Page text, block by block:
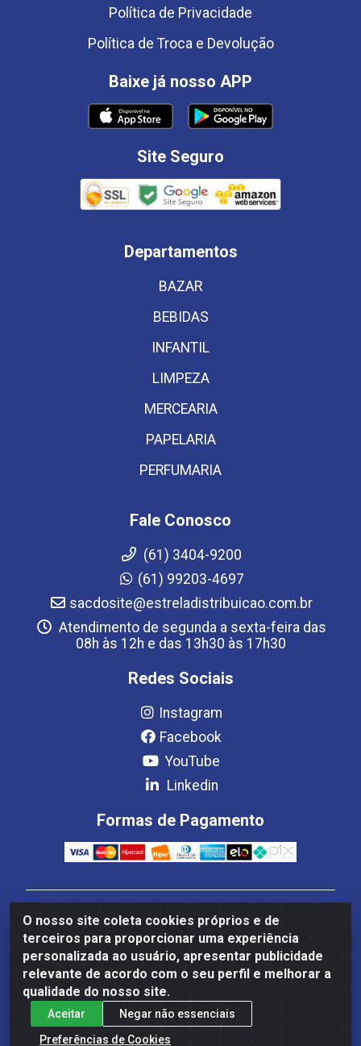
O nosso site coleta cookies próprios e de
terceiros para proporcionar uma experiência
personalizada ao usuário, apresentar publicidade
relevante de acordo com o seu perfil e melhorar a
qualidade do nosso site.
Aceitar
Negar não essenciais
Preferências de Cookies
Política de Privacidade
Política de Troca e Devolução
Baixe já nosso APP
Site Seguro
Departamentos
BAZAR
BEBIDAS
INFANTIL
LIMPEZA
MERCEARIA
PAPELARIA
PERFUMARIA
Fale Conosco
(61) 3404-9200
(61) 99203-4697
sacdosite@estreladistribuicao.com.br
Atendimento de segunda a sexta-feira das
08h às 12h e das 13h30 às 17h30
Redes Sociais
Instagram
Facebook
YouTube
Linkedin
Formas de Pagamento
Estrela Distribuição LTDA - CNPJ 08.691.096/0001-93 -
Setor Setor de Industria Qi 22 Lt 7, 9, 11, 13, 14 Ao 32,
S/NC - Setor Industrial Ceilândia, Brasília/DF - CEP
72265-220